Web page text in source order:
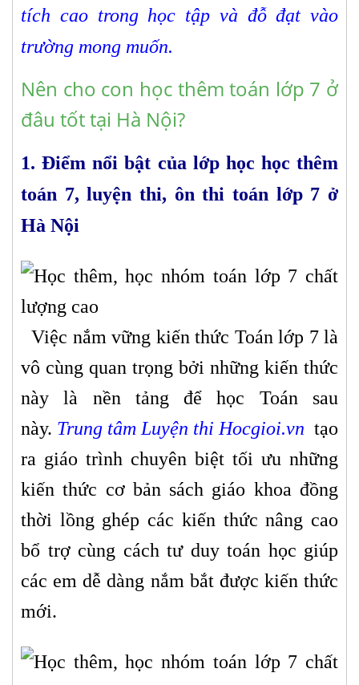
tích cao trong học tập và đỗ đạt vào
trường mong muốn.
Nên cho con học thêm toán lớp 7 ở
đâu tốt tại Hà Nội?
1. Điểm nổi bật của lớp học học thêm
toán 7, luyện thi, ôn thi toán lớp 7 ở
Hà Nội
Việc nắm vững kiến thức Toán lớp 7 là
vô cùng quan trọng bởi những kiến thức
này là nền tảng để học Toán sau
này. Trung tâm Luyện thi Hocgioi.vn tạo
ra giáo trình chuyên biệt tối ưu những
kiến thức cơ bản sách giáo khoa đồng
thời lồng ghép các kiến thức nâng cao
bổ trợ cùng cách tư duy toán học giúp
các em dễ dàng nắm bắt được kiến thức
mới.